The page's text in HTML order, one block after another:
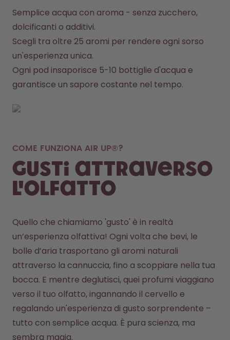
Semplice acqua con aroma - senza zucchero,
dolcificanti o additivi.
Scegli tra oltre 25 aromi per rendere ogni sorso
un'esperienza unica.
Ogni pod insaporisce 5-10 bottiglie d'acqua e
garantisce un sapore costante nel tempo.
COME FUNZIONA AIR UP®?
Gusti attraverso
l'olfatto
Quello che chiamiamo 'gusto' è in realtà
un’esperienza olfattiva! Ogni volta che bevi, le
bolle d’aria trasportano gli aromi naturali
attraverso la cannuccia, fino a scoppiare nella tua
bocca. E mentre deglutisci, quei profumi viaggiano
verso il tuo olfatto, ingannando il cervello e
regalando un'esperienza di gusto sorprendente –
tutto con semplice acqua. È pura scienza, ma
sembra magia.